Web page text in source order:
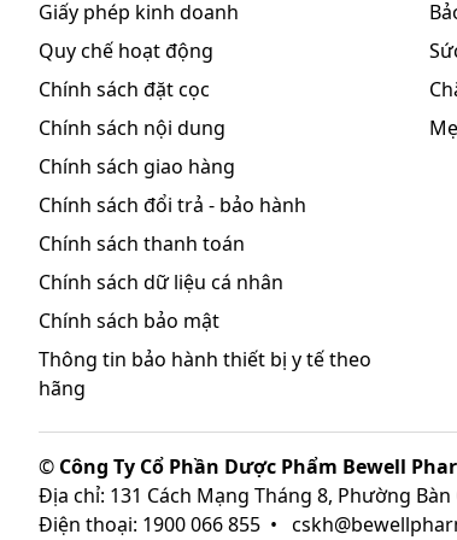
Giấy phép kinh doanh
Quy chế hoạt động
Chính sách đặt cọc
Chính sách nội dung
Chính sách giao hàng
Chính sách đổi trả - bảo hành
Chính sách thanh toán
Chính sách dữ liệu cá nhân
Chính sách bảo mật
Thông tin bảo hành thiết bị y tế theo
hãng
© Công Ty Cổ Phần Dược Phẩm Bewell
Địa chỉ: 131 Cách Mạng Tháng 8, Phường
Điện thoại: 1900 066 855 •